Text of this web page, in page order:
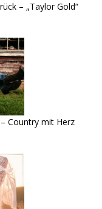
– „Taylor Gold“
Country mit Herz